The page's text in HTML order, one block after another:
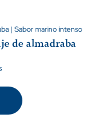
de almadraba